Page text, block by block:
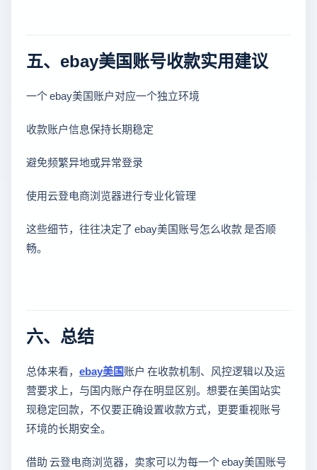
五、ebay美国账号收款实用建议
一个 ebay美国账户对应一个独立环境
收款账户信息保持长期稳定
避免频繁异地或异常登录
使用云登电商浏览器进行专业化管理
这些细节，往往决定了 ebay美国账号怎么收款 是否顺
畅。
六、总结
总体来看， ebay美国账户 在收款机制、风控逻辑以及运
营要求上，与国内账户存在明显区别。想要在美国站实
现稳定回款，不仅要正确设置收款方式，更要重视账号
环境的长期安全。
借助 云登电商浏览器，卖家可以为每一个 ebay美国账号